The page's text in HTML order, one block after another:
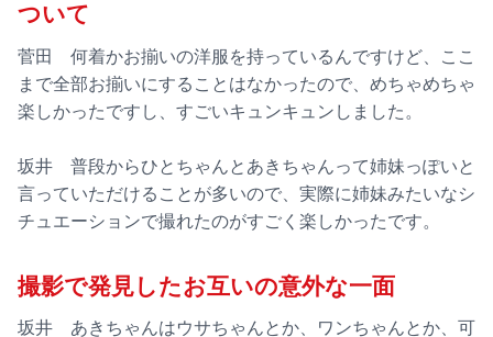
ついて
菅田 何着かお揃いの洋服を持っているんですけど、ここ
まで全部お揃いにすることはなかったので、めちゃめちゃ
楽しかったですし、すごいキュンキュンしました。
坂井 普段からひとちゃんとあきちゃんって姉妹っぽいと
言っていただけることが多いので、実際に姉妹みたいなシ
チュエーションで撮れたのがすごく楽しかったです。
撮影で発見したお互いの意外な一面
坂井 あきちゃんはウサちゃんとか、ワンちゃんとか、可